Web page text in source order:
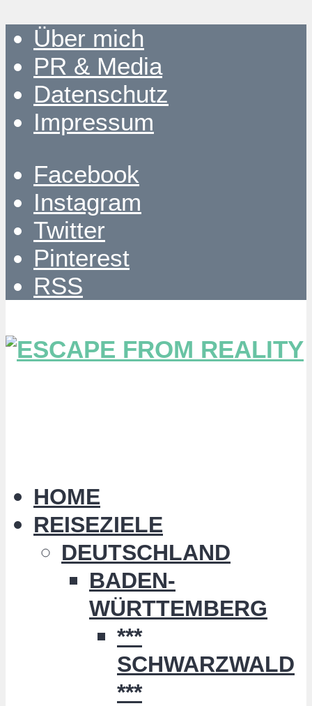
Über mich
PR & Media
Datenschutz
Impressum
Facebook
Instagram
Twitter
Pinterest
RSS
HOME
REISEZIELE
DEUTSCHLAND
BADEN-
WÜRTTEMBERG
***
SCHWARZWALD
***